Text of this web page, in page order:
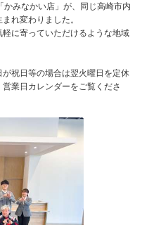
みなかい店」が、同じ高崎市内
れ変わりました。
に寄っていただけるような地域
祝日等の場合は翌火曜日を定休
業日カレンダーをご覧くださ